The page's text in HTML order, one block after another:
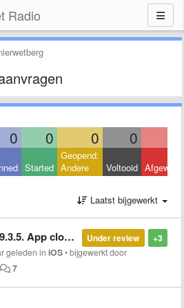
Radio
0 0 0 0
Started
Geopend:
Andere
Voltooid
Laatst bijgewerkt
+3
Under review
after selecting station
geleden iniOS•bijgewerkt door
7